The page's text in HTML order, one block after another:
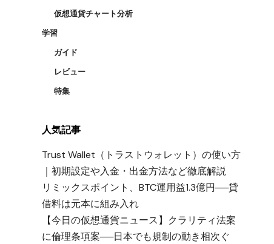
仮想通貨チャート分析
学習
ガイド
レビュー
特集
人気記事
Trust Wallet（トラストウォレット）の使い方
｜初期設定や入金・出金方法など徹底解説
リミックスポイント、BTC運用益1.3億円──貸
借料は元本に組み入れ
【今日の仮想通貨ニュース】クラリティ法案
に倫理条項案──日本でも規制の動き相次ぐ